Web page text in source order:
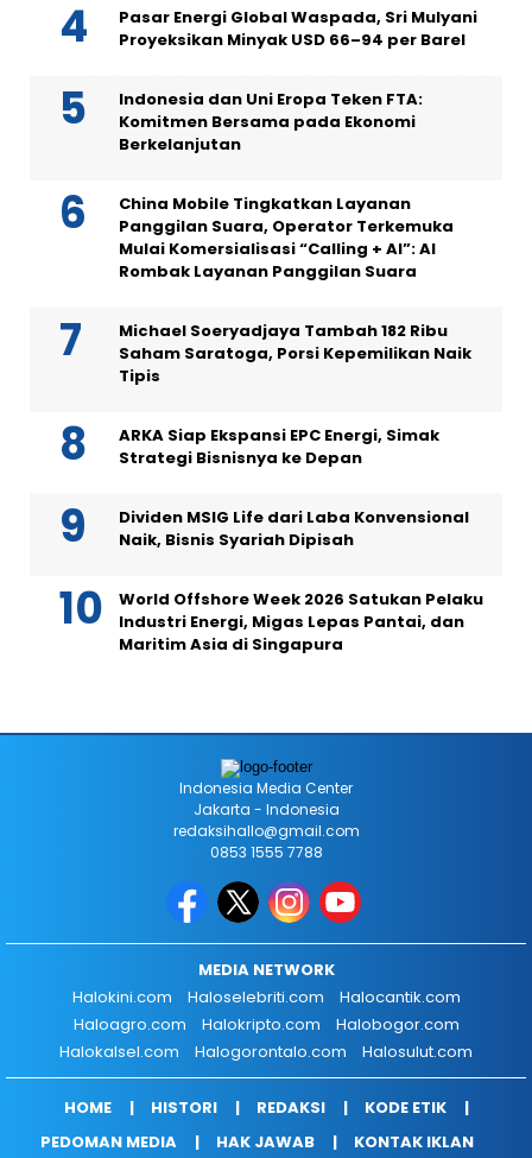
Pasar Energi Global Waspada, Sri Mulyani
Proyeksikan Minyak USD 66–94 per Barel
Indonesia dan Uni Eropa Teken FTA:
Komitmen Bersama pada Ekonomi
Berkelanjutan
China Mobile Tingkatkan Layanan
Panggilan Suara, Operator Terkemuka
Mulai Komersialisasi “Calling + AI”: AI
Rombak Layanan Panggilan Suara
Michael Soeryadjaya Tambah 182 Ribu
Saham Saratoga, Porsi Kepemilikan Naik
Tipis
ARKA Siap Ekspansi EPC Energi, Simak
Strategi Bisnisnya ke Depan
Dividen MSIG Life dari Laba Konvensional
Naik, Bisnis Syariah Dipisah
World Offshore Week 2026 Satukan Pelaku
Industri Energi, Migas Lepas Pantai, dan
Maritim Asia di Singapura
Indonesia Media Center
Jakarta - Indonesia
redaksihallo@gmail.com
0853 1555 7788
MEDIA NETWORK
Halokini.com
Haloselebriti.com
Halocantik.com
Haloagro.com
Halokripto.com
Halobogor.com
Halokalsel.com
Halogorontalo.com Halosulut.com
HOME HISTORI REDAKSI
KODE ETIK
PEDOMAN MEDIA
HAK JAWAB KONTAK IKLAN